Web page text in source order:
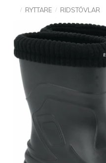
RYTTARE RIDSTÖVLAR